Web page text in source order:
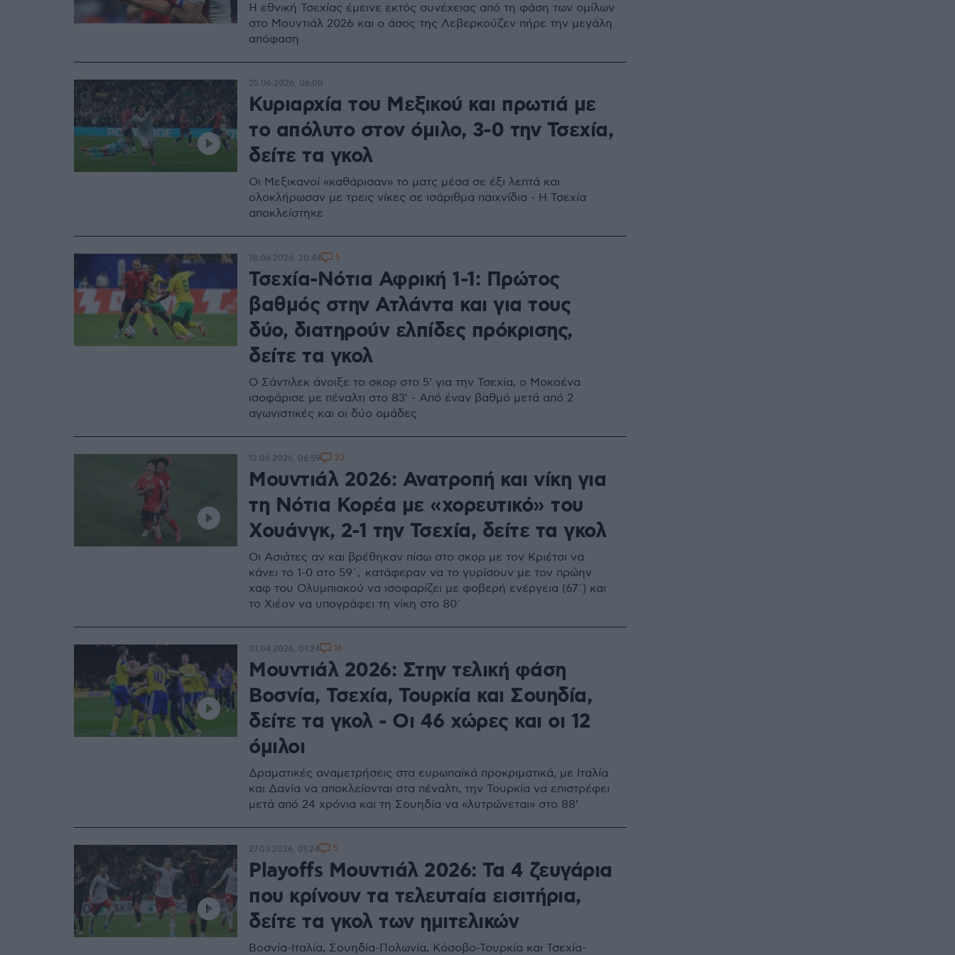
Η εθνική Τσεχίας έμεινε εκτός συνέχειας από τη φάση των ομίλων
στο Μουντιάλ 2026 και ο άσος της Λεβερκούζεν πήρε την μεγάλη
απόφαση
Κυριαρχία του Μεξικού και πρωτιά με
το απόλυτο στον όμιλο, 3-0 την Τσεχία,
δείτε τα γκολ
Οι Μεξικανοί «καθάρισαν» το ματς μέσα σε έξι λεπτά και
ολοκλήρωσαν με τρεις νίκες σε ισάριθμα παιχνίδια - Η Τσεχία
αποκλείστηκε
25.06.2026, 06:08
Τσεχία-Νότια Αφρική 1-1: Πρώτος
βαθμός στην Ατλάντα και για τους
δύο, διατηρούν ελπίδες πρόκρισης,
δείτε τα γκολ
Ο Σάντιλεκ άνοιξε το σκορ στο 5' για την Τσεχία, ο Μοκοένα
ισοφάρισε με πέναλτι στο 83' - Από έναν βαθμό μετά από 2
αγωνιστικές και οι δύο ομάδες
18.06.2026, 20:44 5
Μουντιάλ 2026: Ανατροπή και νίκη για
τη Νότια Κορέα με «χορευτικό» του
Χουάνγκ, 2-1 την Τσεχία, δείτε τα γκολ
Οι Ασιάτες αν και βρέθηκαν πίσω στο σκορ με τον Κριέτσι να
κάνει το 1-0 στο 59΄, κατάφεραν να το γυρίσουν με τον πρώην
χαφ του Ολυμπιακού να ισοφαρίζει με φοβερή ενέργεια (67΄) και
το Χιέον να υπογράφει τη νίκη στο 80΄
12.06.2026, 06:59 23
Μουντιάλ 2026: Στην τελική φάση
Βοσνία, Τσεχία, Τουρκία και Σουηδία,
δείτε τα γκολ - Οι 46 χώρες και οι 12
όμιλοι
Δραματικές αναμετρήσεις στα ευρωπαϊκά προκριματικά, με Ιταλία
και Δανία να αποκλείονται στα πέναλτι, την Τουρκία να επιστρέφει
μετά από 24 χρόνια και τη Σουηδία να «λυτρώνεται» στο 88’
01.04.2026, 01:24 16
Playoffs Μουντιάλ 2026: Τα 4 ζευγάρια
που κρίνουν τα τελευταία εισιτήρια,
δείτε τα γκολ των ημιτελικών
Βοσνία-Ιταλία, Σουηδία-Πολωνία, Κόσοβο-Τουρκία και Τσεχία-
27.03.2026, 01:24 5